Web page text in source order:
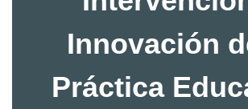
Innovación
Práctica